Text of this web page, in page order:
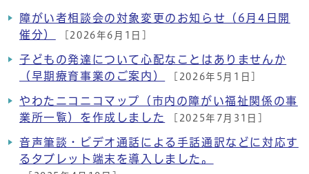
障がい者相談会の対象変更のお知らせ（6月4日開
催分）
[2026年6月1日]
子どもの発達について心配なことはありませんか
（早期療育事業のご案内）
[2026年5月1日]
やわたニコニコマップ（市内の障がい福祉関係の事
業所一覧）を作成しました
[2025年7月31日]
音声筆談・ビデオ通話による手話通訳などに対応す
るタブレット端末を導入しました。